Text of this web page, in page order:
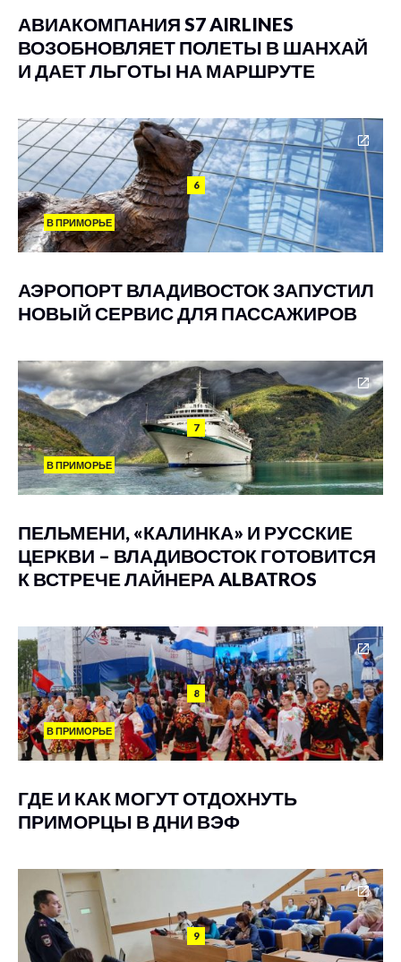
АВИАКОМПАНИЯ S7 AIRLINES
ВОЗОБНОВЛЯЕТ ПОЛЕТЫ В ШАНХАЙ
И ДАЕТ ЛЬГОТЫ НА МАРШРУТЕ
6
В ПРИМОРЬЕ
АЭРОПОРТ ВЛАДИВОСТОК ЗАПУСТИЛ
НОВЫЙ СЕРВИС ДЛЯ ПАССАЖИРОВ
7
В ПРИМОРЬЕ
ПЕЛЬМЕНИ, «КАЛИНКА» И РУССКИЕ
ЦЕРКВИ – ВЛАДИВОСТОК ГОТОВИТСЯ
К ВСТРЕЧЕ ЛАЙНЕРА ALBATROS
8
В ПРИМОРЬЕ
ГДЕ И КАК МОГУТ ОТДОХНУТЬ
ПРИМОРЦЫ В ДНИ ВЭФ
9